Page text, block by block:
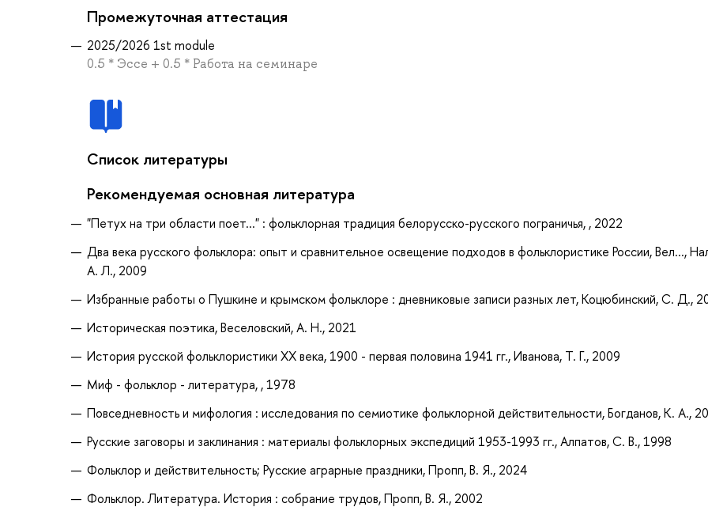
Промежуточная аттестация
2025/2026 1st module
0.5 * Эссе + 0.5 * Работа на семинаре
Список литературы
Рекомендуемая основная литература
"Петух на три области поет..." : фольклорная традиция белорусско-русского пограничья, , 2022
Два века русского фольклора: опыт и сравнительное освещение подходов в фольклористике России, Вел...,
А. Л., 2009
Избранные работы о Пушкине и крымском фольклоре : дневниковые записи разных лет, Коцюбинский, С. Д.,
Историческая поэтика, Веселовский, А. Н., 2021
История русской фольклористики XX века, 1900 - первая половина 1941 гг., Иванова, Т. Г., 2009
Миф - фольклор - литература, , 1978
Повседневность и мифология : исследования по семиотике фольклорной действительности, Богданов, К. А.,
Русские заговоры и заклинания : материалы фольклорных экспедиций 1953-1993 гг., Алпатов, С. В., 1998
Фольклор и действительность; Русские аграрные праздники, Пропп, В. Я., 2024
Фольклор. Литература. История : собрание трудов, Пропп, В. Я., 2002